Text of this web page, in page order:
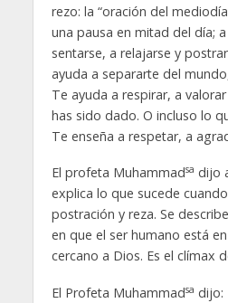
rezo: la “oración del
una pausa en mitad del día;
sentarse, a relajarse y
ayuda a separarte del
Te ayuda a respirar, a
has sido dado. O incluso lo
Te enseña a respetar, a
El profeta Muhammadsa dijo
explica lo que sucede
postración y reza. Se
en que el ser humano está
cercano a Dios. Es el clímax
El Profeta Muhammadsa dijo: